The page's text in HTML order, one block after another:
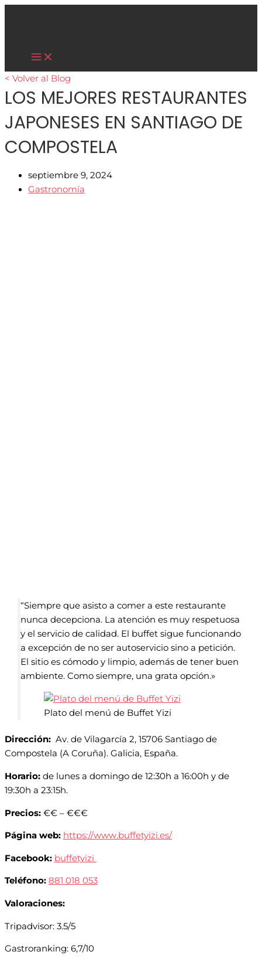
Ir
Main
< Volver al Blog
LOS MEJORES RESTAURANTES
JAPONESES EN SANTIAGO DE
COMPOSTELA
septiembre 9, 2024
Gastronomía
“Siempre que asisto a comer a este restaurante
nunca decepciona. La atención es muy respetuosa
y el servicio de calidad. El buffet sigue funcionando
a excepción de no ser autoservicio sino a petición.
El sitio es cómodo y limpio, además de tener buen
ambiente. Como siempre, una grata opción.»
Plato del menú de Buffet Yizi
Dirección: Av. de Vilagarcía 2, 15706 Santiago de
Compostela (A Coruña). Galicia, España.
Horario: de lunes a domingo de 12:30h a 16:00h y de
19:30h a 23:15h.
Precios: €€ – €€€
Página web: https://www.buffetyizi.es/
Facebook: buffetyizi
Teléfono: 881 018 053
Valoraciones:
Tripadvisor: 3.5/5
Gastroranking: 6,7/10